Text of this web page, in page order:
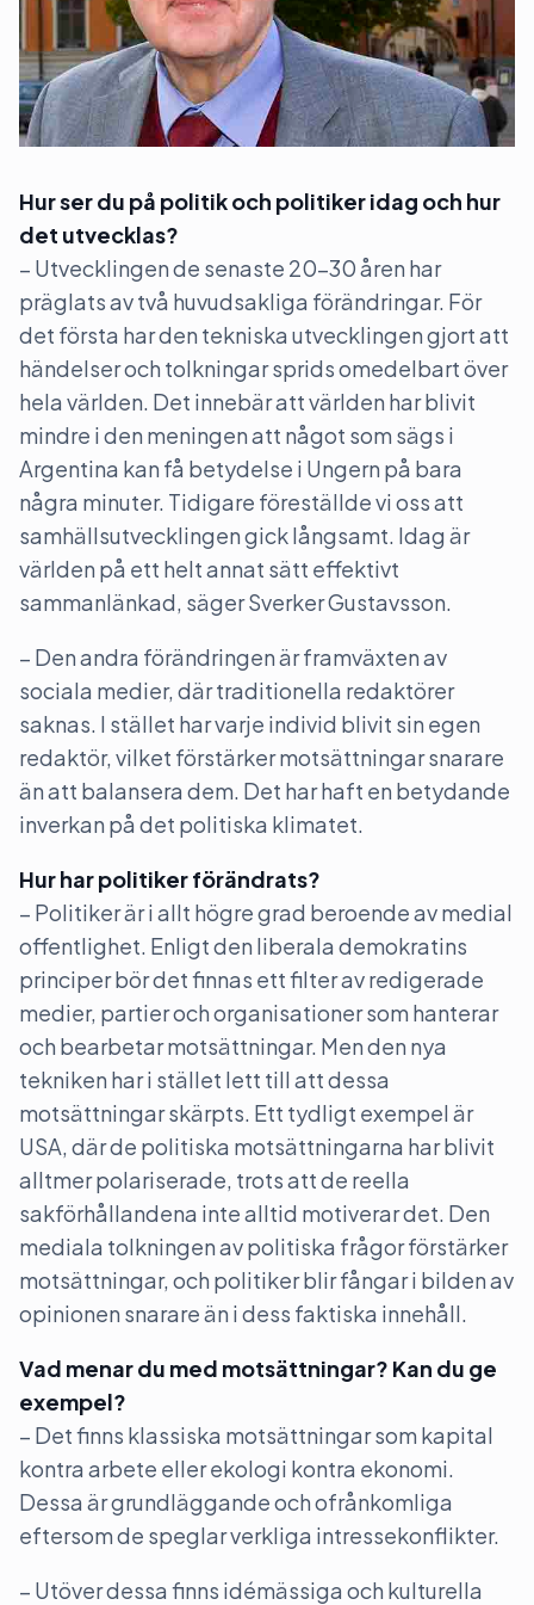
Hur ser du på politik och politiker idag och hur
det utvecklas?
– Utvecklingen de senaste 20–30 åren har
präglats av två huvudsakliga förändringar. För
det första har den tekniska utvecklingen gjort att
händelser och tolkningar sprids omedelbart över
hela världen. Det innebär att världen har blivit
mindre i den meningen att något som sägs i
Argentina kan få betydelse i Ungern på bara
några minuter. Tidigare föreställde vi oss att
samhällsutvecklingen gick långsamt. Idag är
världen på ett helt annat sätt effektivt
sammanlänkad, säger Sverker Gustavsson.
– Den andra förändringen är framväxten av
sociala medier, där traditionella redaktörer
saknas. I stället har varje individ blivit sin egen
redaktör, vilket förstärker motsättningar snarare
än att balansera dem. Det har haft en betydande
inverkan på det politiska klimatet.
Hur har politiker förändrats?
– Politiker är i allt högre grad beroende av medial
offentlighet. Enligt den liberala demokratins
principer bör det finnas ett filter av redigerade
medier, partier och organisationer som hanterar
och bearbetar motsättningar. Men den nya
tekniken har i stället lett till att dessa
motsättningar skärpts. Ett tydligt exempel är
USA, där de politiska motsättningarna har blivit
alltmer polariserade, trots att de reella
sakförhållandena inte alltid motiverar det. Den
mediala tolkningen av politiska frågor förstärker
motsättningar, och politiker blir fångar i bilden av
opinionen snarare än i dess faktiska innehåll.
Vad menar du med motsättningar? Kan du ge
exempel?
– Det finns klassiska motsättningar som kapital
kontra arbete eller ekologi kontra ekonomi.
Dessa är grundläggande och ofrånkomliga
eftersom de speglar verkliga intressekonflikter.
– Utöver dessa finns idémässiga och kulturella